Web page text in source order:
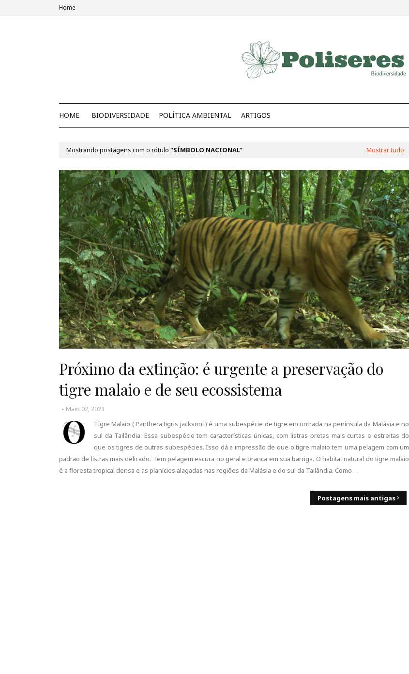
Home
HOME BIODIVERSIDADE POLÍTICA AMBIENTAL ARTIGOS
Mostrando postagens com o rótulo SÍMBOLO NACIONAL Mostrar tudo
Próximo da extinção: é urgente a preservação do
tigre malaio e de seu ecossistema
- Maio 02, 2023
O
Tigre Malaio ( Panthera tigris jacksoni ) é uma subespécie de tigre encontrada na península da Malásia e no
sul da Tailândia. Essa subespécie tem características únicas, com listras pretas mais curtas e estreitas do
que os tigres de outras subespécies. Isso dá a impressão de que o tigre malaio tem uma pelagem com um
padrão de listras mais delicado. Tem pelagem escura no geral e branca em sua barriga. O habitat natural do tigre malaio
é a floresta tropical densa e as planícies alagadas nas regiões da Malásia e do sul da Tailândia. Como …
Postagens mais antigas